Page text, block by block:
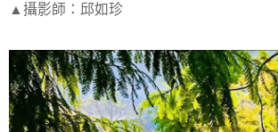
▲攝影師：邱如珍